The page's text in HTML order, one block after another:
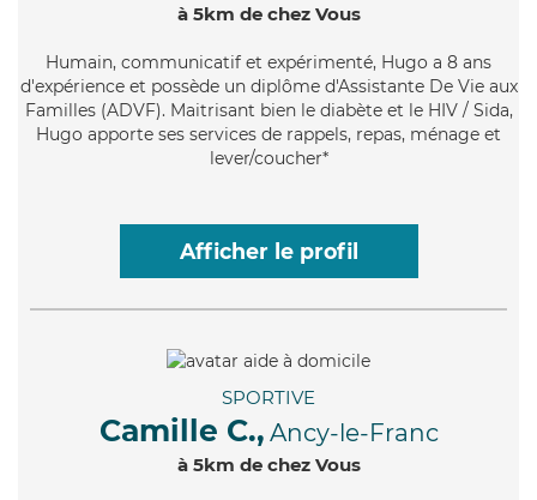
à 5km de chez Vous
Humain, communicatif et expérimenté, Hugo a 8 ans
d'expérience et possède un diplôme d'Assistante De Vie aux
Familles (ADVF). Maitrisant bien le diabète et le HIV / Sida,
Hugo apporte ses services de rappels, repas, ménage et
lever/coucher*
Afficher le profil
SPORTIVE
Camille C., Ancy-le-Franc
à 5km de chez Vous